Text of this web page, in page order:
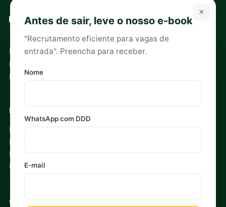
×
Antes de sair, leve o nosso e-book
"Recrutamento eficiente para vagas de
entrada". Preencha para receber.
Nome
WhatsApp com DDD
E-mail
Headhunters especializados em recrutamento e seleção
para executivos e empreendedores. Sócios especialistas
por setor.
Navegação
Início
Recrutamento Estratégico
Blog
Política de Privacidade
Contato